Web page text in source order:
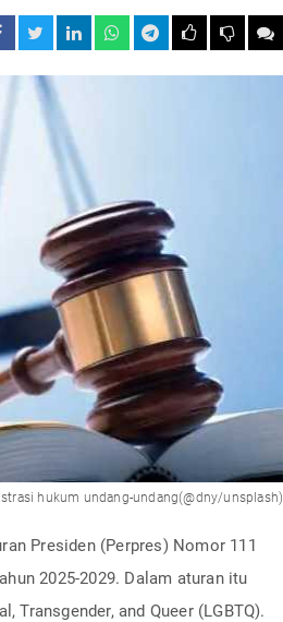
hukum undang-undang(@dny/unsplash)
Presiden (Perpres) Nomor 111
2025-2029. Dalam aturan itu
Transgender, and Queer (LGBTQ).